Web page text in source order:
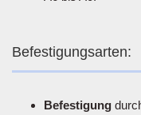
Befestigungsarten:
Befestigung